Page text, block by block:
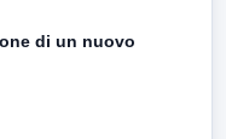
di un nuovo